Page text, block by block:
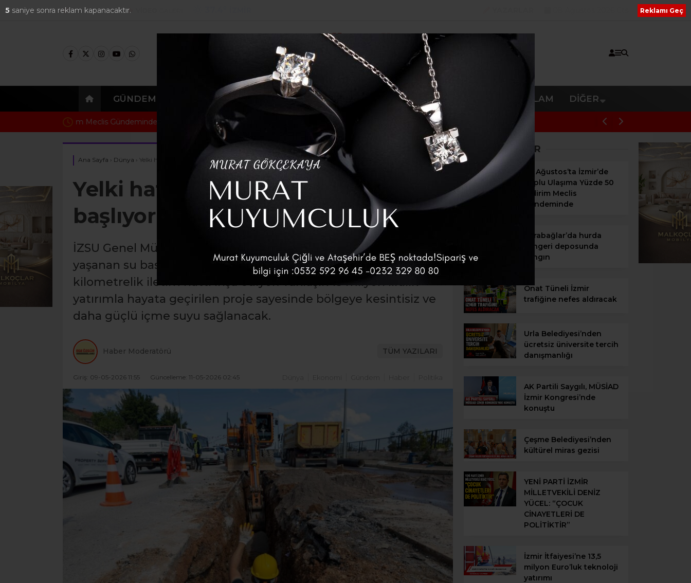
FOTOGALERİ
GÜNDEM EKONOMI POLITIKA SPOR HABER ARŞIV RESMI REKLAM DIĞER
Karabağlar’da hurda süngeri deposunda yangın Onat Tüneli İzmir trafiğine nefes
Ana Sayfa › Dünya › Yelki hattı ile kesintisiz dönem başlıyor
Yelki hattı ile kesintisiz dönem
başlıyor
İZSU Genel Müdürlüğü, Güzelbahçe ve Yelki’de yaz aylarında
yaşanan su basıncı ve debi sorunlarını çözmek için 3
kilometrelik iletim hattı inşa ediyor. Yaklaşık 15 milyon liralık
yatırımla hayata geçirilen proje sayesinde bölgeye kesintisiz ve
daha güçlü içme suyu sağlanacak.
Haber Moderatörü TÜM YAZILARI
Giriş: 09-05-2026 11:55 Güncelleme: 11-05-2026 02:45 Ekonomi Gündem Haber Politika
SON HABERLER
30 Ağustos’ta İzmir’de
Toplu Ulaşıma Yüzde 50
İndirim Meclis
Gündeminde
Karabağlar’da hurda
süngeri deposunda
yangın
Onat Tüneli İzmir
trafiğine nefes aldıracak
Urla Belediyesi’nden
ücretsiz üniversite tercih
danışmanlığı
AK Partili Saygılı, MÜSİAD
İzmir Kongresi’nde
konuştu
Çeşme Belediyesi’nden
kültürel miras gezisi
YENİ PARTİ İZMİR
MİLLETVEKİLİ DENİZ
YÜCEL: “ÇOCUK
CİNAYETLERİ DE
POLİTİKTİR”
İzmir İtfaiyesi’ne 13,5
milyon Euro’luk teknoloji
yatırımı
4saniye sonra reklam kapanacaktır. Reklamı Geç